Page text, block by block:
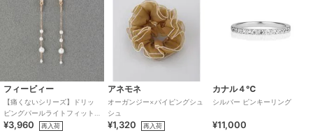
フィービィー
【痛くないシリーズ】ドリッ
ピングパールライトフィット
イヤリング シャンパンゴー
¥3,960 再入荷
アネモネ
オーガンジー×パイピングシュ
シュ
¥1,320 再入荷
カナル４℃
シルバー ピンキーリング
¥11,000